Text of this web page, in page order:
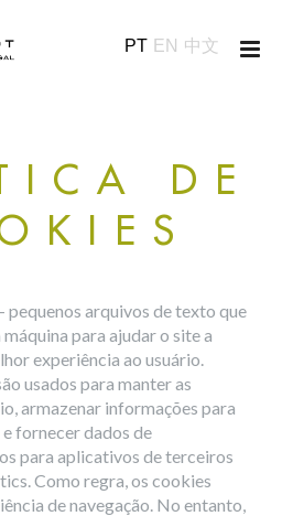
PT EN 中文
DE
pequenos arquivos de texto que
para ajudar o site a
experiência ao usuário.
usados para manter as
armazenar informações para
fornecer dados de
para aplicativos de terceiros
Como regra, os cookies
de navegação. No entanto,